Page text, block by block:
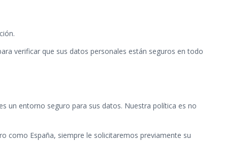
verificar que sus datos personales están seguros en todo
un entorno seguro para sus datos. Nuestra política es no
como España, siempre le solicitaremos previamente su